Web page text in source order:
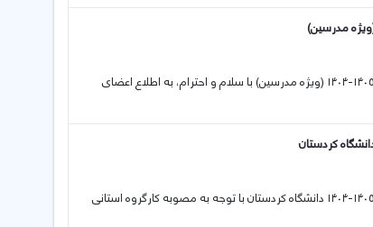
14 02 2026 اطلاعیه درخصوص برگزاری کلاس‌های مجازی نیم‌سال دوم سال تحصیلی ۱۴۰۵-۱۴۰۴ (ویژه مدرسین) با سلام و احترام، به اطلاع اعضای
10 02 2026 اطلاعیه در خصوص برگزاری‌ کلاس‌های درسی نیم‌سال دوم سال تحصیلی ۱۴۰۵-۱۴۰۴ دانشگاه کردستان با توجه به مصوبه کارگروه استانی